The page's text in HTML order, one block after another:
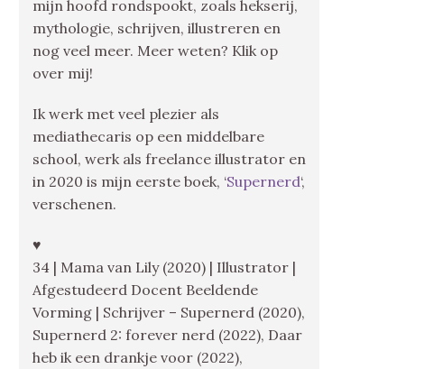
mijn hoofd rondspookt, zoals hekserij,
mythologie, schrijven, illustreren en
nog veel meer. Meer weten? Klik op
over mij!
Ik werk met veel plezier als
mediathecaris op een middelbare
school, werk als freelance illustrator en
in 2020 is mijn eerste boek, ‘Supernerd‘,
verschenen.
♥
34 | Mama van Lily (2020) | Illustrator |
Afgestudeerd Docent Beeldende
Vorming | Schrijver – Supernerd (2020),
Supernerd 2: forever nerd (2022), Daar
heb ik een drankje voor (2022),